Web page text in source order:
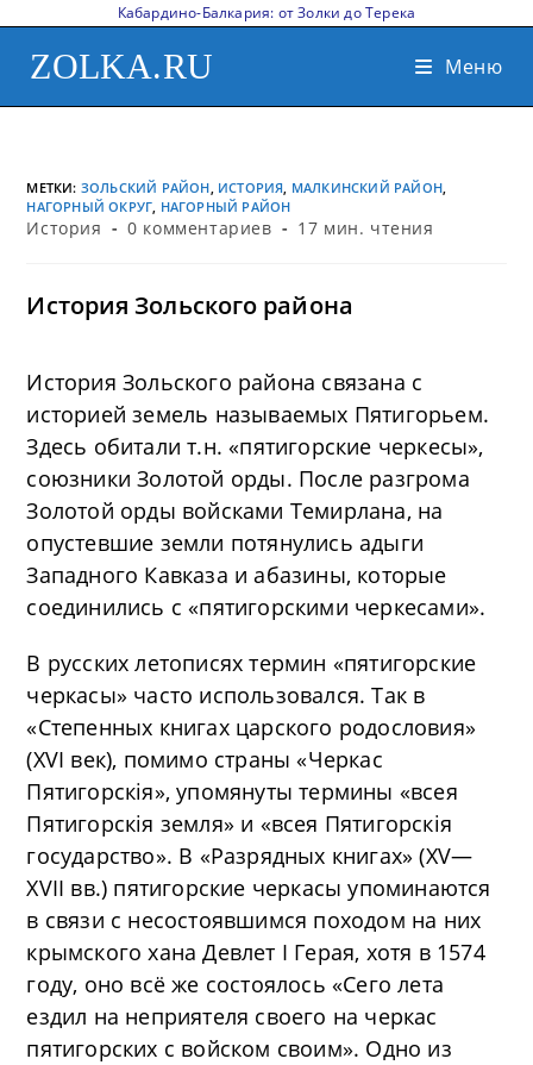
Кабардино-Балкария: от Золки до Терека
ZOLKA.RU Меню
МЕТКИ: ЗОЛЬСКИЙ РАЙОН, ИСТОРИЯ, МАЛКИНСКИЙ РАЙОН,
НАГОРНЫЙ ОКРУГ, НАГОРНЫЙ РАЙОН
История 0 комментариев 17 мин. чтения
История Зольского района
История Зольского района связана с
историей земель называемых Пятигорьем.
Здесь обитали т.н. «пятигорские черкесы»,
союзники Золотой орды. После разгрома
Золотой орды войсками Темирлана, на
опустевшие земли потянулись адыги
Западного Кавказа и абазины, которые
соединились с «пятигорскими черкесами».
В русских летописях термин «пятигорские
черкасы» часто использовался. Так в
«Степенных книгах царского родословия»
(XVI век), помимо страны «Черкас
Пятигорскія», упомянуты термины «всея
Пятигорскія земля» и «всея Пятигорскія
государство». В «Разрядных книгах» (XV—
XVII вв.) пятигорские черкасы упоминаются
в связи с несостоявшимся походом на них
крымского хана Девлет I Герая, хотя в 1574
году, оно всё же состоялось «Сего лета
ездил на неприятеля своего на черкас
пятигорских с войском своим». Одно из